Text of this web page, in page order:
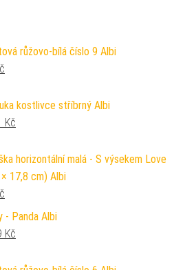
růžovo-bílá číslo 9 Albi
cena byla: 39 Kč.
kostlivce stříbrný Albi
cena byla: 279 Kč.
Kč
horizontální malá - S výsekem Love
17,8 cm) Albi
cena byla: 35 Kč.
- Panda Albi
cena byla: 199 Kč.
Kč